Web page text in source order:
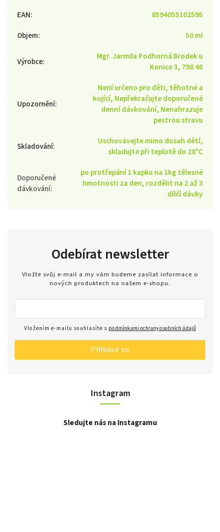
EAN:
8594055102595
Objem: 50 ml
Výrobce:
Mgr. Jarmila Podhorná Brodek u
Konice 3, 798 46
Upozornění:
Není určeno pro děti, těhotné a
kojící, Nepřekračujte doporučené
denní dávkování, Nenahrazuje
pestrou stravu
Skladování:
Uschovávejte mimo dosah dětí,
skladujte při teplotě do 28°C
Doporučené
dávkování:
po protřepání 1 kapku na 1kg tělesné
hmotnosti za den, rozdělit na 2 až 3
dílčí dávky
Instagram
Sledujte nás na Instagramu
Odebírat newsletter
Vložte svůj e-mail a my vám budeme zasílat informace o
nových produktech na našem e-shopu.
Vložením e-mailu souhlasíte s podmínkami ochrany osobních údajů
Přihlásit se